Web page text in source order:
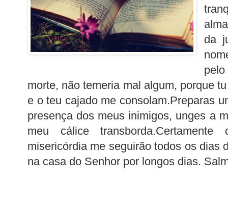
da
morte, não temeria mal algum, porque
e o teu cajado me consolam.Preparas
presença dos meus inimigos, unges a
meu cálice
misericórdia me seguirão todos os dias
na casa do Senhor por longos dias.